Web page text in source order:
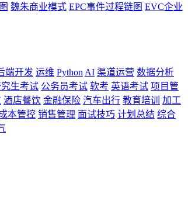
魏朱商业模式 EPC事件过程链图 EVC企业
端开发 运维 Python AI 渠道运营 数据分析
生考试 公务员考试 软考 英语考试 项目管
酒店餐饮 金融保险 汽车出行 教育培训
加工
本管控 销售管理 面试技巧 计划总结 综合